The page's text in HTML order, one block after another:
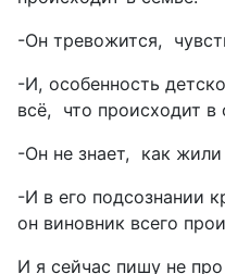
-Он тревожится,
-И, особенность
всё, что происходит в
-Он не знает, как жили
-И в его подсознании
он виновник всего
И я сейчас пишу не